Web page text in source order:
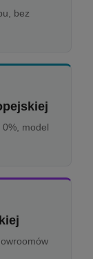
bez
0%, model